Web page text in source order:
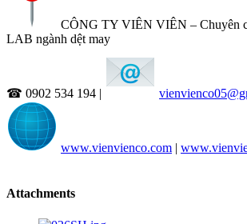
CÔNG TY VIÊN VIÊN – Chuyên
LAB ngành dệt may
☎ 0902 534 194 |
www.vienvienco.com |
Attachments